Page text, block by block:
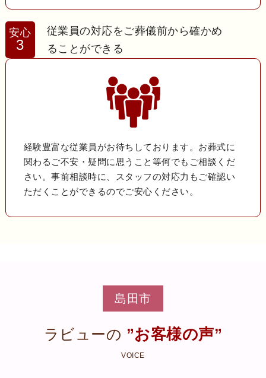
安心
3
従業員の対応をご葬儀前から確かめ
ることができる
経験豊富な従業員がお待ちしております。お葬式に
関わるご不安・疑問に思うこと等何でもご相談くだ
さい。事前相談時に、スタッフの対応力もご確認い
ただくことができるのでご安心ください。
島田市
ラビューの ”お客様の声”
VOICE